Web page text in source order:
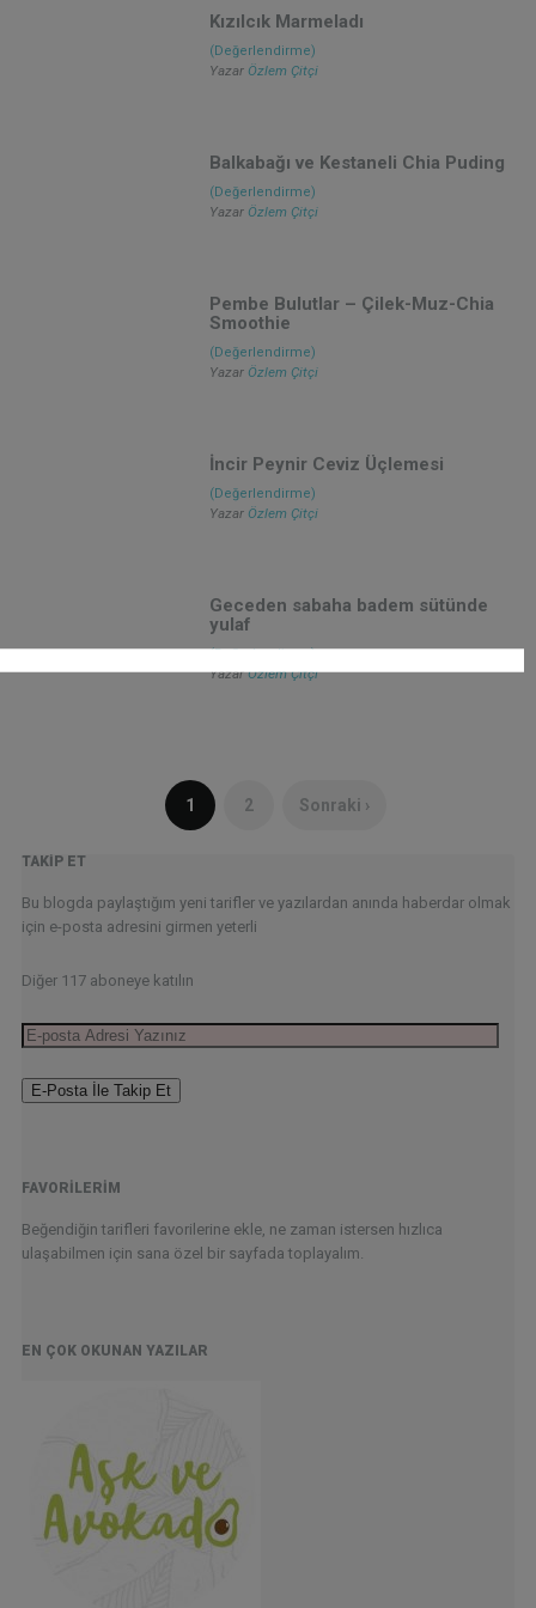
Kızılcık Marmeladı
(Değerlendirme)
Yazar Özlem Çitçi
Balkabağı ve Kestaneli Chia Puding
(Değerlendirme)
Yazar Özlem Çitçi
Pembe Bulutlar – Çilek-Muz-Chia
Smoothie
(Değerlendirme)
Yazar Özlem Çitçi
İncir Peynir Ceviz Üçlemesi
(Değerlendirme)
Yazar Özlem Çitçi
Geceden sabaha badem sütünde
yulaf
(Değerlendirme)
YazarÖzlem Çitçi
1 2 Sonraki ›
TAKIP ET
Bu blogda paylaştığım yeni tarifler ve yazılardan anında haberdar olmak
için e-posta adresini girmen yeterli
Diğer 117 aboneye katılın
E-
Adresi
Yazınız
FAVORILERIM
Beğendiğin tarifleri favorilerine ekle, ne zaman istersen hızlıca
ulaşabilmen için sana özel bir sayfada toplayalım.
EN ÇOK OKUNAN YAZILAR